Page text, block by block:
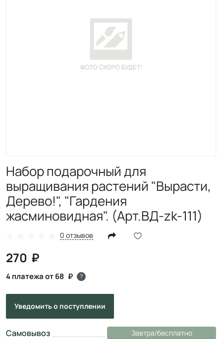
Набор подарочный для
выращивания растений "Вырасти,
Дерево!", "Гардения
жасминовидная". (Арт.ВД-zk-111)
0 отзывов
270
4 платежа от 68 ?
Уведомитьо поступлении
Самовывоз Завтра/бесплатно